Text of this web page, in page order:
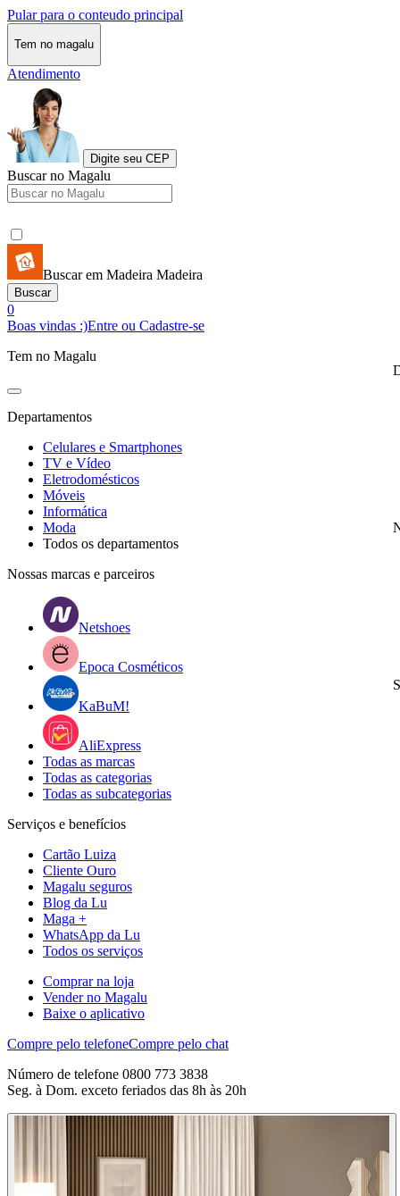
Pular para o conteudo principal
Tem no magalu
Atendimento
Digite seu CEP
Buscar no Magalu
Buscar em Madeira Madeira
Buscar
0
Boas vindas :)Entre ou Cadastre-se
Tem no Magalu
Departamentos
Celulares e Smartphones
TV e Vídeo
Eletrodomésticos
Móveis
Informática
Moda
Todos os departamentos
Nossas marcas e parceiros
Netshoes
Epoca Cosméticos
KaBuM!
AliExpress
Todas as marcas
Todas as categorias
Todas as subcategorias
Serviços e benefícios
Cartão Luiza
Cliente Ouro
Magalu seguros
Blog da Lu
Maga +
WhatsApp da Lu
Todos os serviços
Comprar na loja
Vender no Magalu
Baixe o aplicativo
Compre pelo telefoneCompre pelo chat
Número de telefone 0800 773 3838
Seg. à Dom. exceto feriados das 8h às 20h